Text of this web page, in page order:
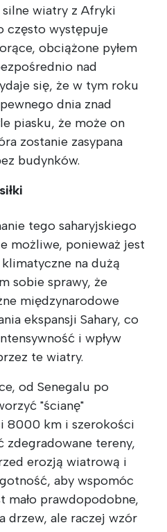
wiatry z Afryki
często występuje
obciążone pyłem
nad
się, że w tym roku
dnia znad
piasku, że może on
zostanie zasypana
budynków.
tego saharyjskiego
możliwe, ponieważ jest
na dużą
sobie sprawy, że
międzynarodowe
ekspansji Sahary, co
i wpływ
te wiatry.
od Senegalu po
"ścianę"
8000 km i szerokości
zdegradowane tereny,
erozją wiatrową i
aby wspomóc
mało prawdopodobne,
drzew, ale raczej wzór